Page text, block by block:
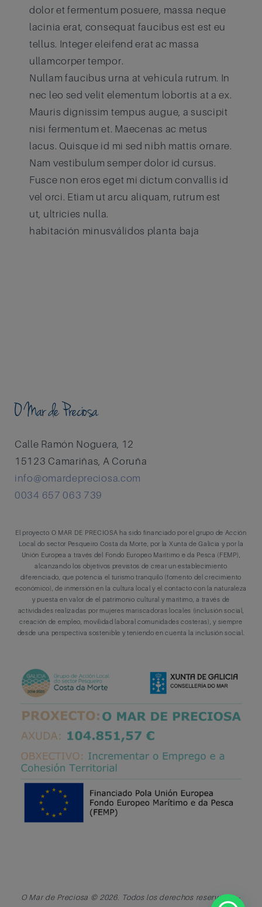
dolor et fermentum posuere, massa neque
lacinia erat, consequat faucibus est est eu
tellus. Integer eleifend erat ac massa
ullamcorper tempor.
Nullam faucibus urna at vehicula rutrum. In
nec leo sed velit elementum lobortis at a ex.
Mauris dignissim tempus augue, a suscipit
nisi fermentum et. Maecenas ac metus
lacus. Quisque id mi sed nibh mattis ornare.
Nam vestibulum semper dolor id cursus.
Fusce non eros eget mi dictum convallis id
vel orci. Etiam ut arcu aliquam, rutrum est
ut, ultricies nulla.
habitación minusválidos planta baja
O Mar de Preciosa
Calle Ramón Noguera, 12
15123 Camariñas, A Coruña
info@omardepreciosa.com
0034 657 063 739
El proyecto O MAR DE PRECIOSA ha sido financiado por el grupo de Acción
Local do sector Pesqueiro Costa da Morte, por la Xunta de Galicia y por la
Unión Europea a través del Fondo Europeo Marítimo e da Pesca (FEMP),
alcanzando los objetivos previstos de crear un establecimiento
diferenciado, que potencia el turismo tranquilo (fomento del crecimiento
económico), de inmersión en la cultura local y el contacto con la naturaleza
y puesta en valor de el patrimonio cultural y marítimo, a través de
actividades realizadas por mujeres mariscadoras locales (inclusión social,
creación de empleo, movilidad laboral comunidades costeras), y siempre
desde una perspectiva sostenible y teniendo en cuenta la inclusión social.
O Mar de Preciosa © 2026. Todos los derechos reservados -